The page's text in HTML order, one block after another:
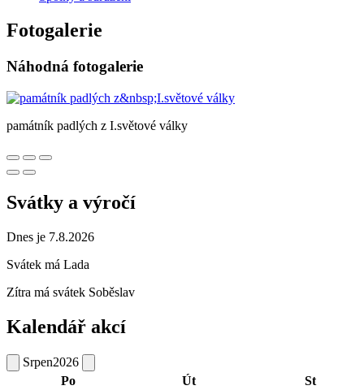
Fotogalerie
Náhodná fotogalerie
památník padlých z I.světové války
Svátky a výročí
Dnes je 7.8.2026
Svátek má Lada
Zítra má svátek Soběslav
Kalendář akcí
Srpen2026
Po
Út
St